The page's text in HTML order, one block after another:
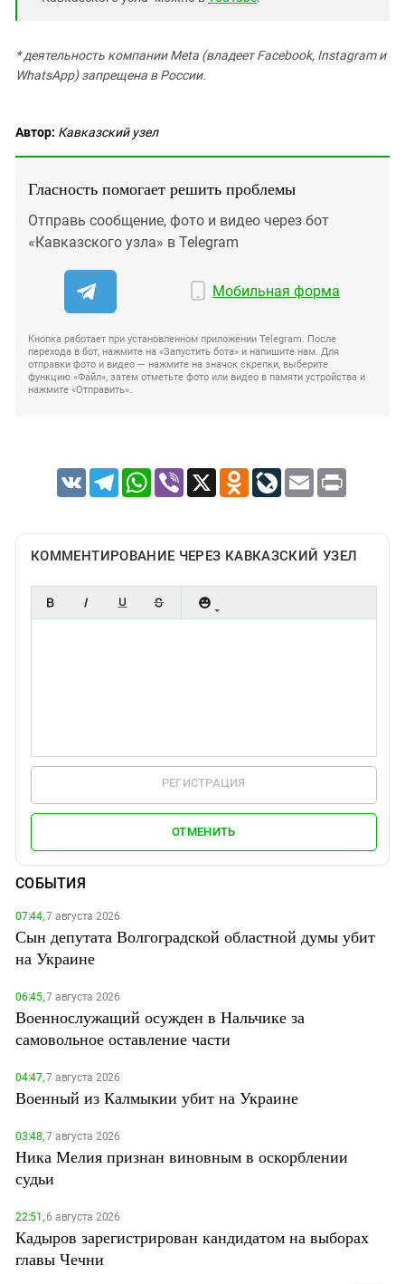
* деятельность компании Meta (владеет Facebook, Instagram и
WhatsApp) запрещена в России.
Автор: Кавказский узел
Гласность помогает решить проблемы
Отправь сообщение, фото и видео через бот
«Кавказского узла» в Telegram
Мобильная форма
Кнопка работает при установленном приложении Telegram. После
перехода в бот, нажмите на «Запустить бота» и напишите нам. Для
отправки фото и видео — нажмите на значок скрепки, выберите
функцию «Файл», затем отметьте фото или видео в памяти устройства и
нажмите «Отправить».
VK TelegramWhatsApp
Viber X Odnoklassniki
LiveJournal
Email Print
КОММЕНТИРОВАНИЕ ЧЕРЕЗ КАВКАЗСКИЙ УЗЕЛ
РЕГИСТРАЦИЯ
ОТМЕНИТЬ
СОБЫТИЯ
07:44,7 августа 2026
Сын депутата Волгоградской областной думы убит
на Украине
06:45,7 августа 2026
Военнослужащий осужден в Нальчике за
самовольное оставление части
04:47,7 августа 2026
Военный из Калмыкии убит на Украине
03:48,7 августа 2026
Ника Мелия признан виновным в оскорблении
судьи
22:51,6 августа 2026
Кадыров зарегистрирован кандидатом на выборах
главы Чечни